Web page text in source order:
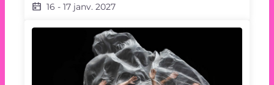
16 - 17 janv. 2027